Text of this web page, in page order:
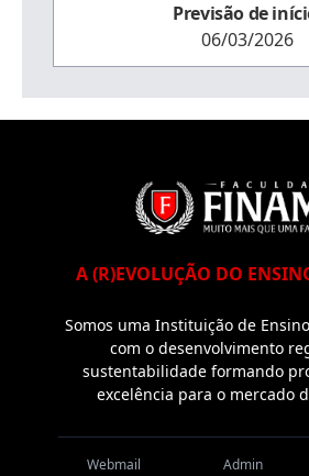
Previsão de
06/03/2026
A (R)EVOLUÇÃO DO
Somos uma Instituição de
com o desenvolvimento
sustentabilidade formando
excelência para o mercado
Webmail Admin